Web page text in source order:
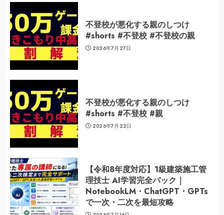
不登校が悪化する親のしつけ
#shorts #不登校 #不登校の親
2026年7月27日
不登校が悪化する親のしつけ
#shorts #不登校 #親
2026年7月22日
【令和8年度対応】1級建築施工管
理技士 AI学習完全パック｜
NotebookLM・ChatGPT・GPTs
で一次・二次を最短攻略